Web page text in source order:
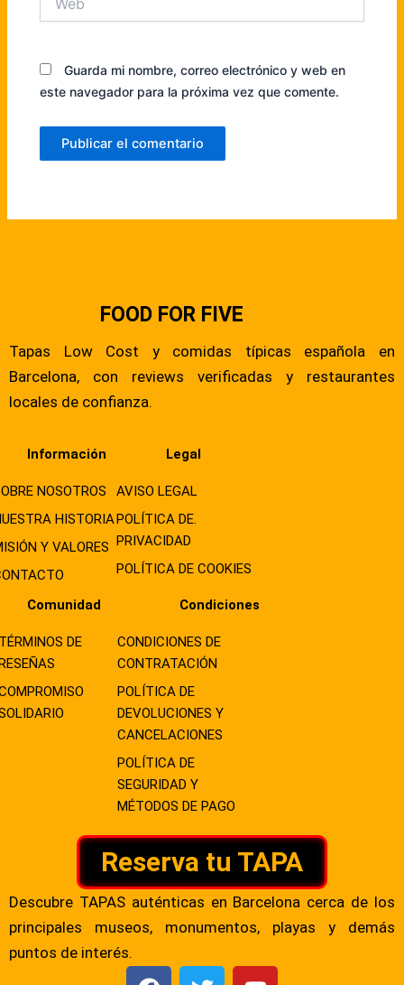
Guarda mi nombre, correo electrónico y web en
este navegador para la próxima vez que comente.
FOOD FOR FIVE
Tapas Low Cost y comidas típicas española en
Barcelona, con reviews verificadas y restaurantes
locales de confianza.
Información Legal
NOSOTROS
HISTORIA
Y VALORES
AVISO LEGAL
POLÍTICA DE.
PRIVACIDAD
POLÍTICA DE COOKIES
Comunidad Condiciones
DE
CONDICIONES DE
CONTRATACIÓN
POLÍTICA DE
DEVOLUCIONES Y
CANCELACIONES
POLÍTICA DE
SEGURIDAD Y
MÉTODOS DE PAGO
Reserva tu TAPA
Descubre TAPAS auténticas en Barcelona cerca de los
principales museos, monumentos, playas y demás
puntos de interés.
F T Y